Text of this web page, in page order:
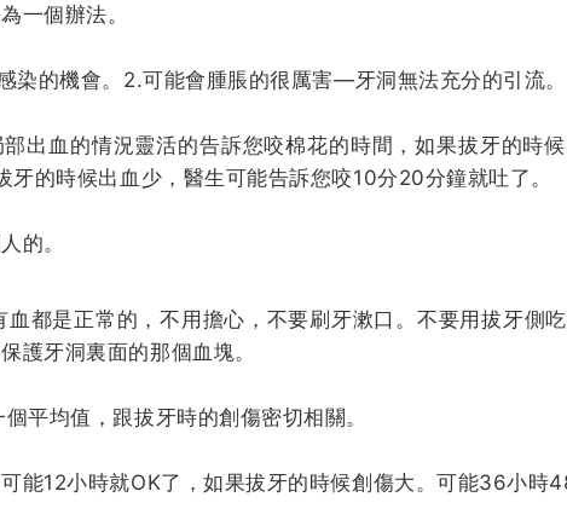
一個辦法。
染的機會。2.可能會腫脹的很厲害—牙洞無法充分的引流。
出血的情況靈活的告訴您咬棉花的時間，如果拔牙的時
的時候出血少，醫生可能告訴您咬10分20分鐘就吐了。
的。
都是正常的，不用擔心，不要刷牙漱口。不要用拔牙側
護牙洞裏面的那個血塊。
平均值，跟拔牙時的創傷密切相關。
能12小時就OK了，如果拔牙的時候創傷大。可能36小時